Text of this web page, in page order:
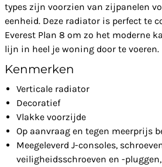
types zijn voorzien van zijpanelen
eenheid. Deze radiator is perfect te
Everest Plan 8 om zo het moderne
lijn in heel je woning door te voeren.
Kenmerken
Verticale radiator
Decoratief
Vlakke voorzijde
Op aanvraag en tegen meerprijs
Meegeleverd J-consoles,
veiligheidsschroeven en -